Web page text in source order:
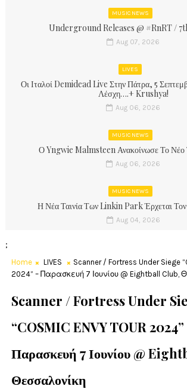
MUSIC NEWS
Underground Releases @ #RnRT /
Aug 07, 2026
LIVES
Οι Ιταλοί Demidead Live Στην Πάτρα, 5
Λέσχη….+ Krushya!
Aug 06, 2026
MUSIC NEWS
Ο Yngwie Malmsteen Ανακοίνωσε Το
Aug 06, 2026
MUSIC NEWS
Η Νέα Ταινία Των Linkin Park Έρχεται Τον
Aug 04, 2026
;
Home LIVES
Scanner / Fortress Under Siege
2024” – Παρασκευή 7 Ιουνίου @ Eightball Club,
Scanner / Fortress Under
“COSMIC ENVY TOUR 2024”
Παρασκευή 7 Ιουνίου @
Θεσσαλονίκη